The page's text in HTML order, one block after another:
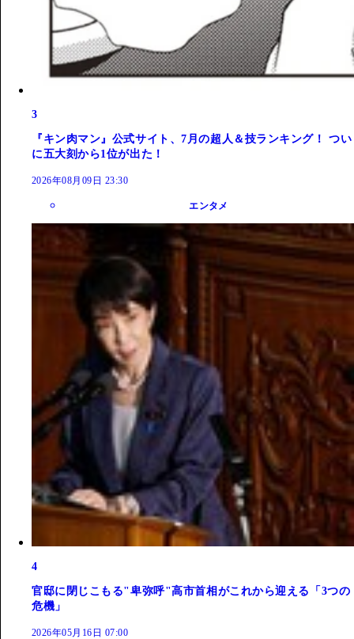
3
『キン肉マン』公式サイト、7月の超人＆技ランキング！ つい
に五大刻から1位が出た！
2026年08月09日 23:30
エンタメ
4
官邸に閉じこもる"卑弥呼"高市首相がこれから迎える「3つの
危機」
2026年05月16日 07:00